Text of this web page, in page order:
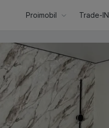
Proimobil Trade-IN